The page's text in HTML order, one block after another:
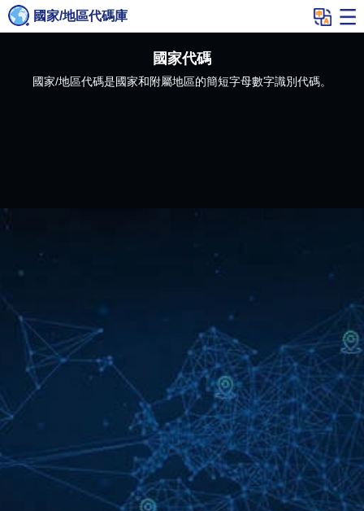
國家/地區代碼庫
國家代碼
國家/地區代碼是國家和附屬地區的簡短字母數字識別代碼。